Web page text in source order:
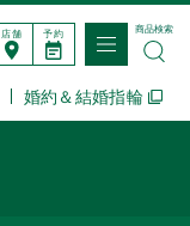
店舗 予約
婚約＆結婚指輪
商品検索